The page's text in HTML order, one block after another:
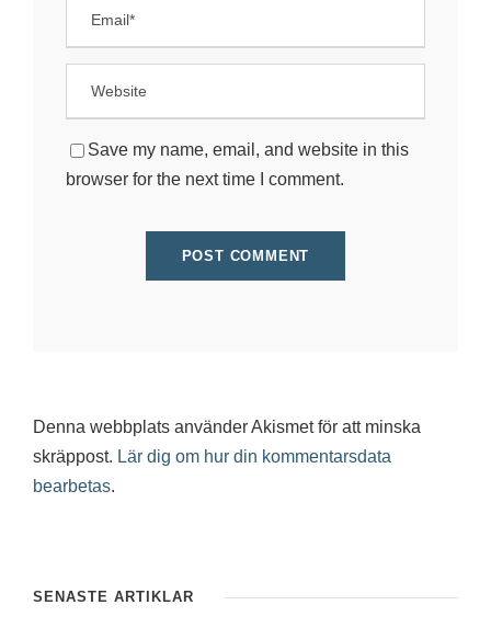
Save my name, email, and website in this
browser for the next time I comment.
Denna webbplats använder Akismet för att minska
skräppost. Lär dig om hur din kommentarsdata
bearbetas.
SENASTE ARTIKLAR